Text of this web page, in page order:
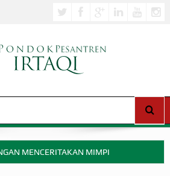
MENCERITAKAN MIMPI